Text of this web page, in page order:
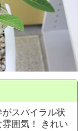
スパイラル状
囲気！ きれい